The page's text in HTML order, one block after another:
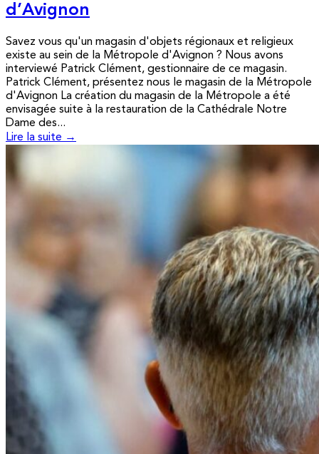
d’Avignon
Savez vous qu'un magasin d'objets régionaux et religieux
existe au sein de la Métropole d'Avignon ? Nous avons
interviewé Patrick Clément, gestionnaire de ce magasin.
Patrick Clément, présentez nous le magasin de la Métropole
d'Avignon La création du magasin de la Métropole a été
envisagée suite à la restauration de la Cathédrale Notre
Dame des...
Lire la suite →